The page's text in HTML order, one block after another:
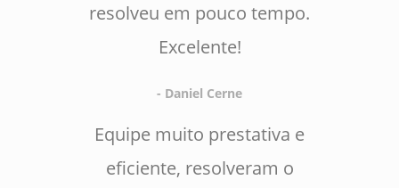
resolveu em pouco tempo.
Excelente!
- Daniel Cerne
Equipe muito prestativa e
eficiente, resolveram o